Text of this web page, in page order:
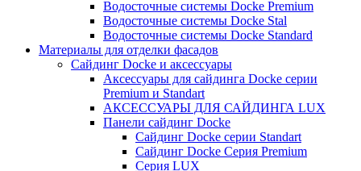
Водосточные системы Docke Premium
Водосточные системы Docke Stal
Водосточные системы Docke Standard
Материалы для отделки фасадов
Сайдинг Docke и аксессуары
Аксессуары для сайдинга Docke серии
Premium и Standart
АКСЕССУАРЫ ДЛЯ САЙДИНГА LUX
Панели сайдинг Docke
Cайдинг Docke серии Standart
Сайдинг Docke Серия Premium
Серия LUX